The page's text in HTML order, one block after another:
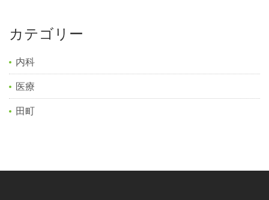
カテゴリー
内科
医療
田町